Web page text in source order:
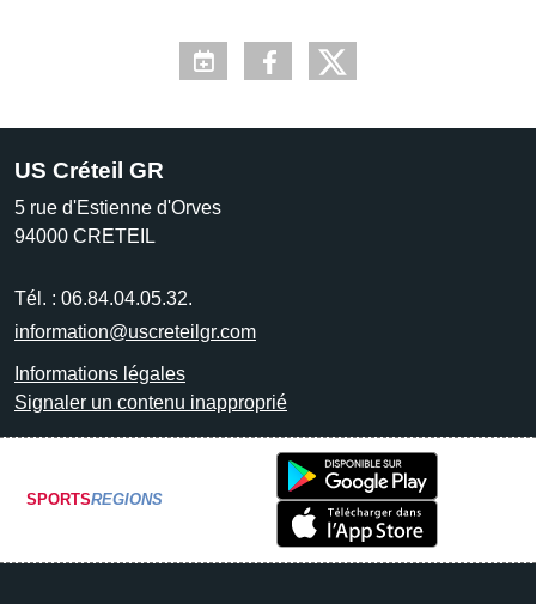
US Créteil GR
5 rue d'Estienne d'Orves
94000 CRETEIL
Tél. : 06.84.04.05.32.
information@uscreteilgr.com
Informations légales
Signaler un contenu inapproprié
SPORTSREGIONS